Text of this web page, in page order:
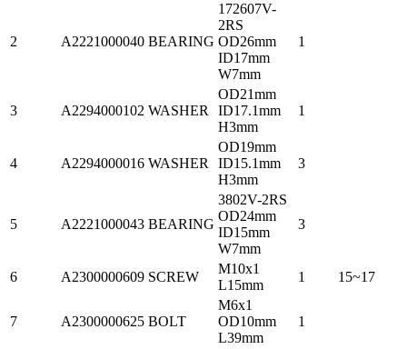
2 A2221000040 BEARING
172607V-
2RS
OD26mm
ID17mm
W7mm
1
3 A2294000102 WASHER
OD21mm
ID17.1mm
H3mm
1
4 A2294000016 WASHER
OD19mm
ID15.1mm
H3mm
3
5 A2221000043 BEARING
3802V-2RS
OD24mm
ID15mm
W7mm
3
6 A2300000609 SCREW
M10x1
L15mm
1 15~17
7 A2300000625 BOLT
M6x1
OD10mm
L39mm
1